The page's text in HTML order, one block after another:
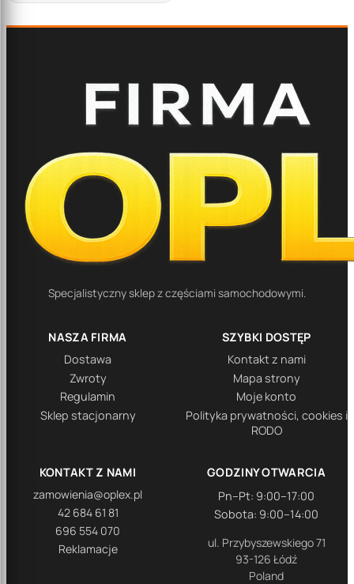
Specjalistyczny sklep z częściami samochodowymi.
NASZA FIRMA
Dostawa
Zwroty
Regulamin
Sklep stacjonarny
SZYBKI DOSTĘP
Kontakt z nami
Mapa strony
Moje konto
Polityka prywatności, cookies i
RODO
KONTAKT Z NAMI
zamowienia@oplex.pl
42 684 61 81
696 554 070
Reklamacje
GODZINY OTWARCIA
Pn–Pt: 9:00–17:00
Sobota: 9:00–14:00
ul. Przybyszewskiego 71
93-126 Łódź
Poland